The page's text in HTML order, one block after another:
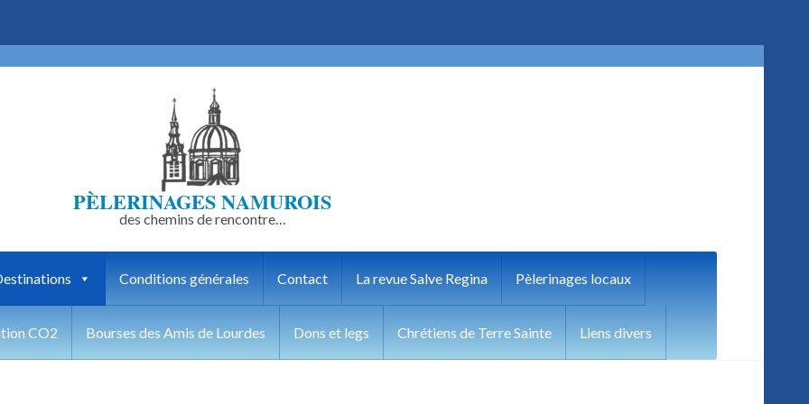
PÈLERINAGES NAMUROIS
des chemins de rencontre…
Conditions générales Contact La revue Salve Regina Pèlerinages locaux
CO2 Bourses des Amis de Lourdes Dons et legs Chrétiens de Terre Sainte Liens divers